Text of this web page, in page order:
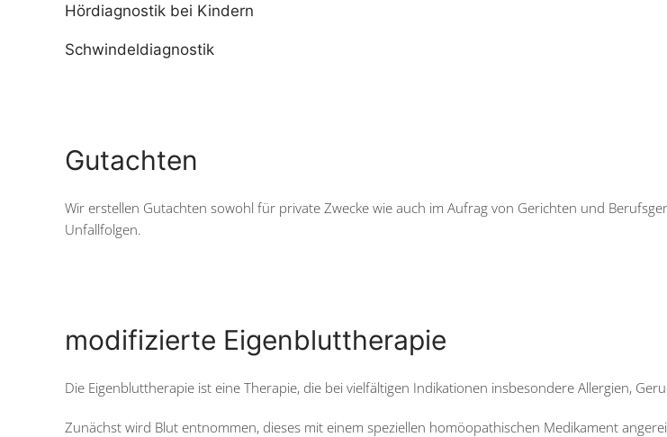
Hördiagnostik bei Kindern
Schwindeldiagnostik
Gutachten
Wir erstellen Gutachten sowohl für private Zwecke wie auch im Aufrag von Gerichten und
Unfallfolgen.
modifizierte Eigenbluttherapie
Die Eigenbluttherapie ist eine Therapie, die bei vielfältigen Indikationen insbesondere Allergien,
Zunächst wird Blut entnommen, dieses mit einem speziellen homöopathischen Medikament